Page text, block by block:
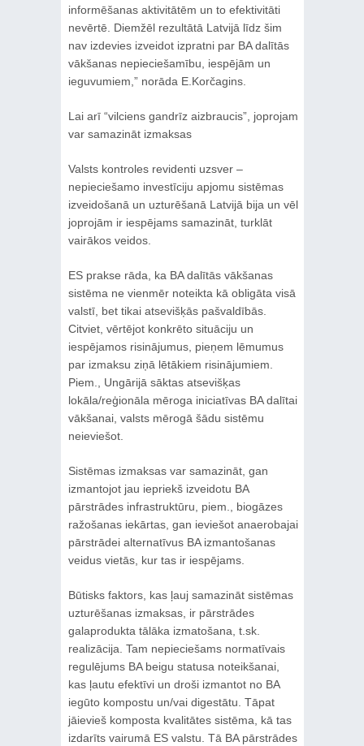
informēšanas aktivitātēm un to efektivitāti
nevērtē. Diemžēl rezultātā Latvijā līdz šim
nav izdevies izveidot izpratni par BA dalītās
vākšanas nepieciešamību, iespējām un
ieguvumiem,” norāda E.Korčagins.
Lai arī “vilciens gandrīz aizbraucis”, joprojam
var samazināt izmaksas
Valsts kontroles revidenti uzsver –
nepieciešamo investīciju apjomu sistēmas
izveidošanā un uzturēšanā Latvijā bija un vēl
joprojām ir iespējams samazināt, turklāt
vairākos veidos.
ES prakse rāda, ka BA dalītās vākšanas
sistēma ne vienmēr noteikta kā obligāta visā
valstī, bet tikai atsevišķās pašvaldībās.
Citviet, vērtējot konkrēto situāciju un
iespējamos risinājumus, pieņem lēmumus
par izmaksu ziņā lētākiem risinājumiem.
Piem., Ungārijā sāktas atsevišķas
lokāla/reģionāla mēroga iniciatīvas BA dalītai
vākšanai, valsts mērogā šādu sistēmu
neieviešot.
Sistēmas izmaksas var samazināt, gan
izmantojot jau iepriekš izveidotu BA
pārstrādes infrastruktūru, piem., biogāzes
ražošanas iekārtas, gan ieviešot anaerobajai
pārstrādei alternatīvus BA izmantošanas
veidus vietās, kur tas ir iespējams.
Būtisks faktors, kas ļauj samazināt sistēmas
uzturēšanas izmaksas, ir pārstrādes
galaprodukta tālāka izmatošana, t.sk.
realizācija. Tam nepieciešams normatīvais
regulējums BA beigu statusa noteikšanai,
kas ļautu efektīvi un droši izmantot no BA
iegūto kompostu un/vai digestātu. Tāpat
jāievieš komposta kvalitātes sistēma, kā tas
izdarīts vairumā ES valstu. Tā BA pārstrādes